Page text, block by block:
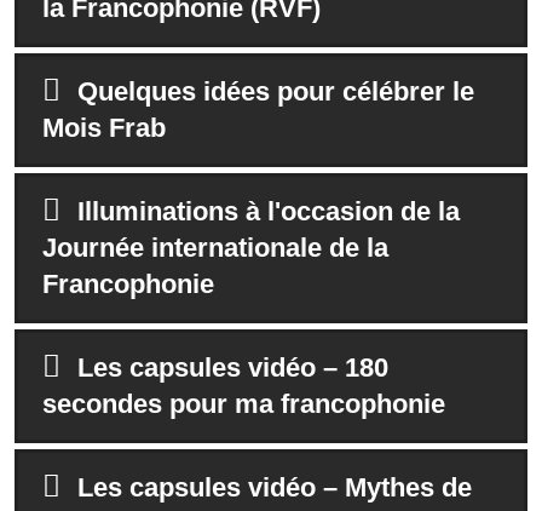
la Francophonie (RVF)
Quelques idées pour célébrer le
Mois Frab
Illuminations à l'occasion de la
Journée internationale de la
Francophonie
Les capsules vidéo – 180
secondes pour ma francophonie
Les capsules vidéo – Mythes de